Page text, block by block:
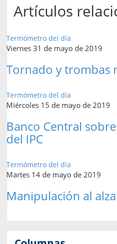
Artículos
Termómetro del día
Viernes 31 de mayo de 2019
Tornado y trombas
Termómetro del día
Miércoles 15 de mayo de 2019
Banco Central
del IPC
Termómetro del día
Martes 14 de mayo de 2019
Manipulación al